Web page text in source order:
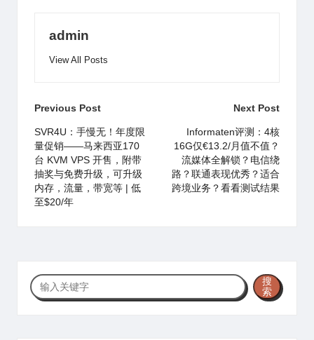
admin
View All Posts
Post
navigation
Previous Post
SVR4U：手慢无！年度限
量促销——马来西亚170
台 KVM VPS 开售，附带
抽奖与免费升级，可升级
内存，流量，带宽等 | 低
至$20/年
Next Post
Informaten评测：4核
16G仅€13.2/月值不值？
流媒体全解锁？电信绕
路？联通表现优秀？适合
跨境业务？看看测试结果
搜
索
搜
索